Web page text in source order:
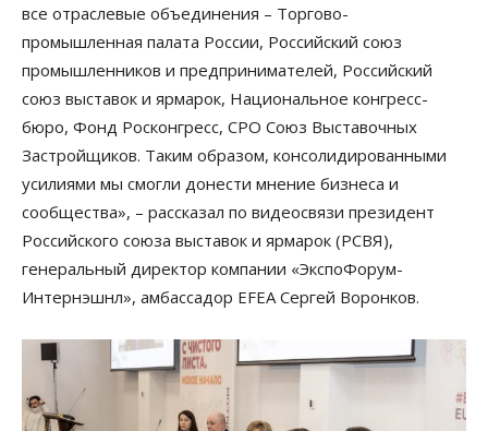
все отраслевые объединения – Торгово-
промышленная палата России, Российский союз
промышленников и предпринимателей, Российский
союз выставок и ярмарок, Национальное конгресс-
бюро, Фонд Росконгресс, СРО Союз Выставочных
Застройщиков. Таким образом, консолидированными
усилиями мы смогли донести мнение бизнеса и
сообщества», – рассказал по видеосвязи президент
Российского союза выставок и ярмарок (РСВЯ),
генеральный директор компании «ЭкспоФорум-
Интернэшнл», амбассадор EFEA Сергей Воронков.